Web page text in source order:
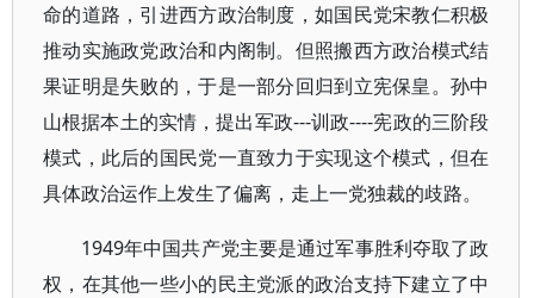
命的道路，引进西方政治制度，如国民党宋教仁积极
推动实施政党政治和内阁制。但照搬西方政治模式结
果证明是失败的，于是一部分回归到立宪保皇。孙中
山根据本土的实情，提出军政---训政----宪政的三阶段
模式，此后的国民党一直致力于实现这个模式，但在
具体政治运作上发生了偏离，走上一党独裁的歧路。
1949年中国共产党主要是通过军事胜利夺取了政
权，在其他一些小的民主党派的政治支持下建立了中